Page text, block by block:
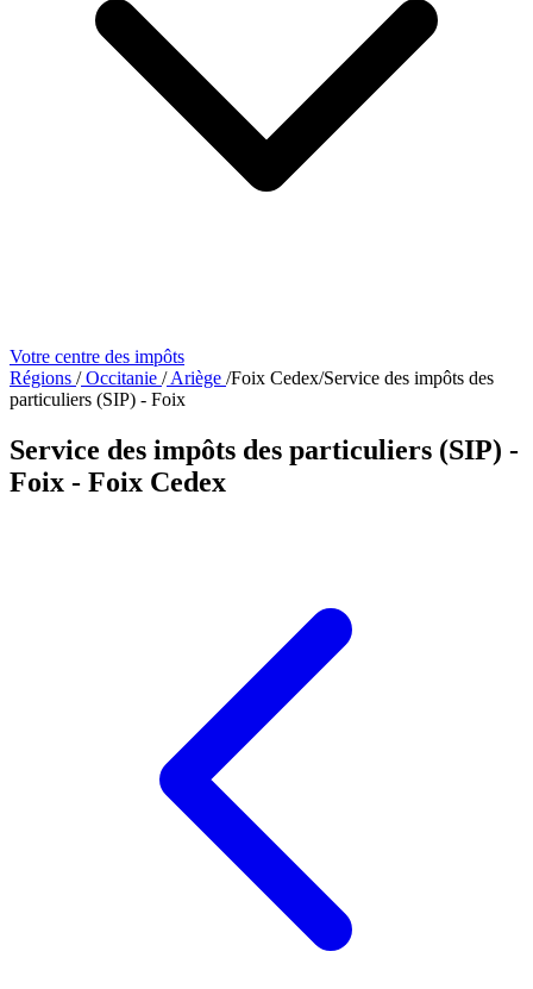
Votre centre des impôts
Régions /Occitanie /Ariège /Foix Cedex/Service des impôts des
particuliers (SIP) - Foix
Service des impôts des particuliers (SIP) -
Foix - Foix Cedex